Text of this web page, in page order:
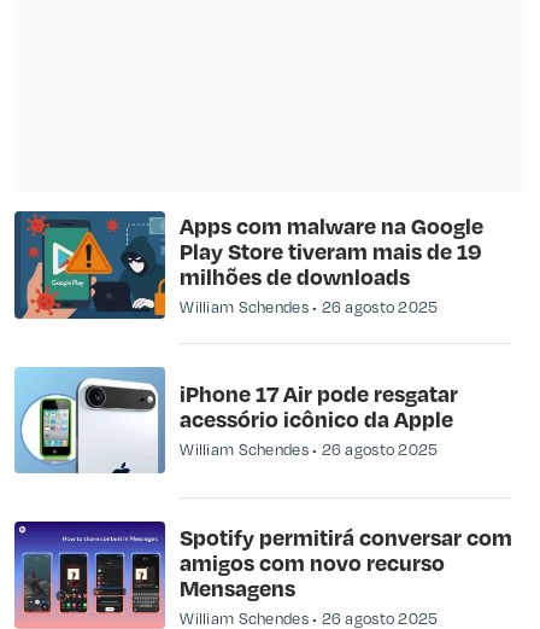
Apps com malware na Google
Play Store tiveram mais de 19
milhões de downloads
William Schendes 26 agosto 2025
iPhone 17 Air pode resgatar
acessório icônico da Apple
William Schendes 26 agosto 2025
Spotify permitirá conversar com
amigos com novo recurso
Mensagens
William Schendes 26 agosto 2025